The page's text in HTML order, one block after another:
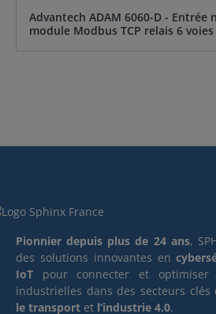
Advantech ADAM 6060-D - Entrée
module Modbus TCP relais 6 voies
Pionnier depuis plus de 24 ans,
des solutions innovantes en
IoT pour connecter et optimiser
industrielles dans des secteurs clés
le transport et l’industrie 4.0.